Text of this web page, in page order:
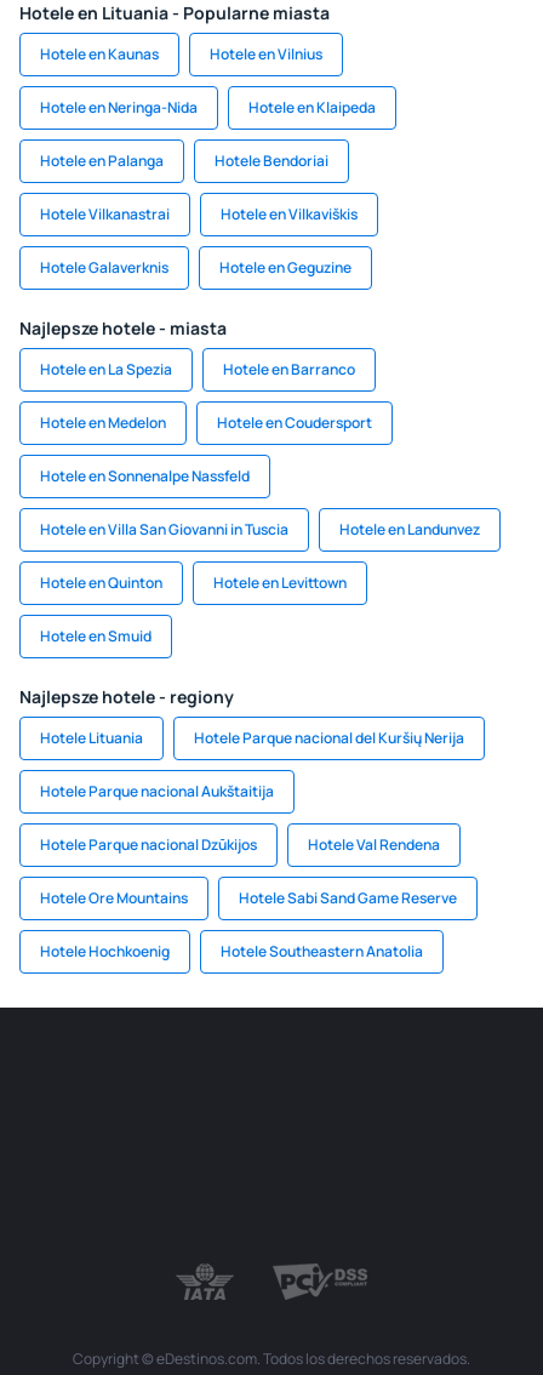
Hotele en Lituania - Popularne miasta
Hotele en Kaunas Hotele en Vilnius
Hotele en Neringa-Nida Hotele en Klaipeda
Hotele en Palanga Hotele Bendoriai
Hotele Vilkanastrai Hotele en Vilkaviškis
Hotele Galaverknis Hotele en Geguzine
Najlepsze hotele - miasta
Hotele en La Spezia Hotele en Barranco
Hotele en Medelon Hotele en Coudersport
Hotele en Sonnenalpe Nassfeld
Hotele en Villa San Giovanni in Tuscia Hotele en Landunvez
Hotele en Quinton Hotele en Levittown
Hotele en Smuid
Najlepsze hotele - regiony
Hotele Lituania Hotele Parque nacional del Kuršių Nerija
Hotele Parque nacional Aukštaitija
Hotele Parque nacional Dzūkijos Hotele Val Rendena
Hotele Ore Mountains Hotele Sabi Sand Game Reserve
Hotele Hochkoenig Hotele Southeastern Anatolia
Copyright © eDestinos.com. Todos los derechos reservados.